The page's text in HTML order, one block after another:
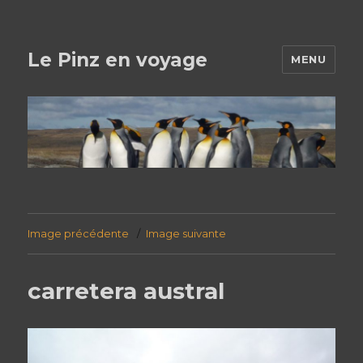
Le Pinz en voyage MENU
Image précédente Image suivante
carretera austral